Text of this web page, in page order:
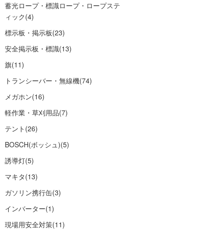
蓄光ロープ・標識ロープ・ロープステ
ィック(4)
標示板・掲示板(23)
安全掲示板・標識(13)
旗(11)
トランシーバー・無線機(74)
メガホン(16)
軽作業・草刈用品(7)
テント (26)
BOSCH(ボッシュ)(5)
誘導灯(5)
マキタ(13)
ガソリン携行缶(3)
インバーター(1)
現場用安全対策(11)